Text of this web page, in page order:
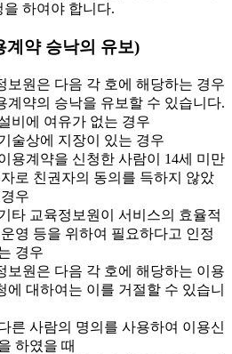
을 하여야 합니다.
계약 승낙의 유보)
원은 다음 각 호에 해당하는 경우
계약의 승낙을 유보할 수 있습니다.
비에 여유가 없는 경우
술상에 지장이 있는 경우
용계약을 신청한 사람이 14세 미만
로 친권자의 동의를 득하지 않았
우
타 교육정보원이 서비스의 효율적
영 등을 위하여 필요하다고 인정
경우
원은 다음 각 호에 해당하는 이용
에 대하여는 이를 거절할 수 있습니
른 사람의 명의를 사용하여 이용신
하였을 때